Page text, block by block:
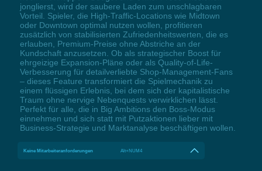
jonglierst, wird der saubere Laden zum unschlagbaren
Vorteil. Spieler, die High-Traffic-Locations wie Midtown
oder Downtown optimal nutzen wollen, profitieren
zusätzlich von stabilisierten Zufriedenheitswerten, die es
erlauben, Premium-Preise ohne Abstriche an der
Kundschaft anzusetzen. Ob als strategischer Boost für
ehrgeizige Expansion-Pläne oder als Quality-of-Life-
Verbesserung für detailverliebte Shop-Management-Fans
– dieses Feature transformiert die Spielmechanik zu
einem flüssigen Erlebnis, bei dem sich der kapitalistische
Traum ohne nervige Nebenquests verwirklichen lässt.
Perfekt für alle, die in Big Ambitions den Boss-Modus
einnehmen und sich statt mit Putzaktionen lieber mit
Business-Strategie und Marktanalyse beschäftigen wollen.
Keine Mitarbeiteranforderungen Alt+NUM4